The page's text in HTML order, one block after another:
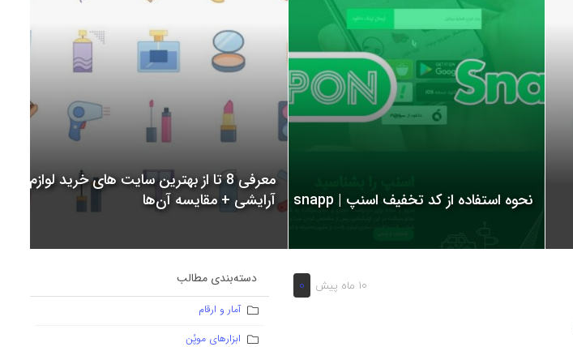
نحوه استفاده از کد تخفیف اسنپ | snapp
معرفی 8 تا از بهترین سایت های خرید لوازم
آرایشی + مقایسه آن‌ها
10 ماه پیش 0 دسته‌بندی مطالب
آمار و ارقام
ابزارهای موپُن